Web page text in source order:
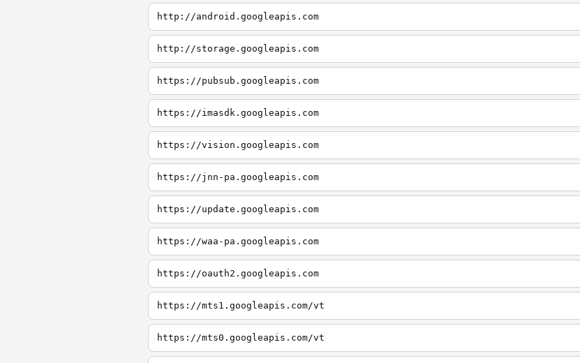
http://android.googleapis.com
http://storage.googleapis.com
https://pubsub.googleapis.com
https://imasdk.googleapis.com
https://vision.googleapis.com
https://jnn-pa.googleapis.com
https://update.googleapis.com
https://waa-pa.googleapis.com
https://oauth2.googleapis.com
https://mts1.googleapis.com/vt
https://mts0.googleapis.com/vt